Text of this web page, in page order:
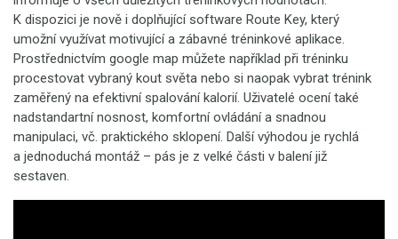
K dispozici je nově i doplňující software Route Key, který
umožní využívat motivující a zábavné tréninkové aplikace.
Prostřednictvím google map můžete například při tréninku
procestovat vybraný kout světa nebo si naopak vybrat trénink
zaměřený na efektivní spalování kalorií. Uživatelé ocení také
nadstandartní nosnost, komfortní ovládání a snadnou
manipulaci, vč. praktického sklopení. Další výhodou je rychlá
a jednoduchá montáž – pás je z velké části v balení již
sestaven.